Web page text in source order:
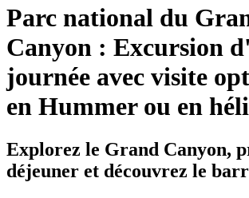
Parc national du
Canyon : Excursion
journée avec visite
en Hummer ou en
Explorez le Grand Canyon,
déjeuner et découvrez le